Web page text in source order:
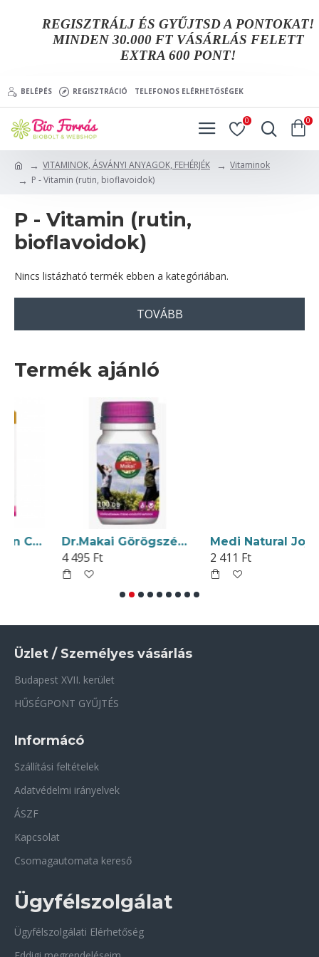
REGISZTRÁLJ ÉS GYŰJTSD A PONTOKAT!
MINDEN 30.000 FT VÁSÁRLÁS FELETT
EXTRA 600 PONT!
BELÉPÉS REGISZTRÁCIÓ TELEFONOS ELÉRHETŐSÉGEK
0 0
VITAMINOK, ÁSVÁNYI ANYAGOK, FEHÉRJÉK
Vitaminok
P - Vitamin (rutin, bioflavoidok)
P - Vitamin (rutin,
bioflavoidok)
Nincs listázható termék ebben a kategóriában.
TOVÁBB
Termék ajánló
Dr.Chen Hyaluron Collagen Prémium Kapszula 30db Dr.Makai Görögszénamag Kapszula 100db
4 495 Ft 2 411 Ft
Üzlet / Személyes vásárlás
Budapest XVII. kerület
HŰSÉGPONT GYŰJTÉS
Informácó
Szállítási feltételek
Adatvédelmi irányelvek
ÁSZF
Kapcsolat
Csomagautomata kereső
Ügyfélszolgálat
Ügyfélszolgálati Elérhetőség